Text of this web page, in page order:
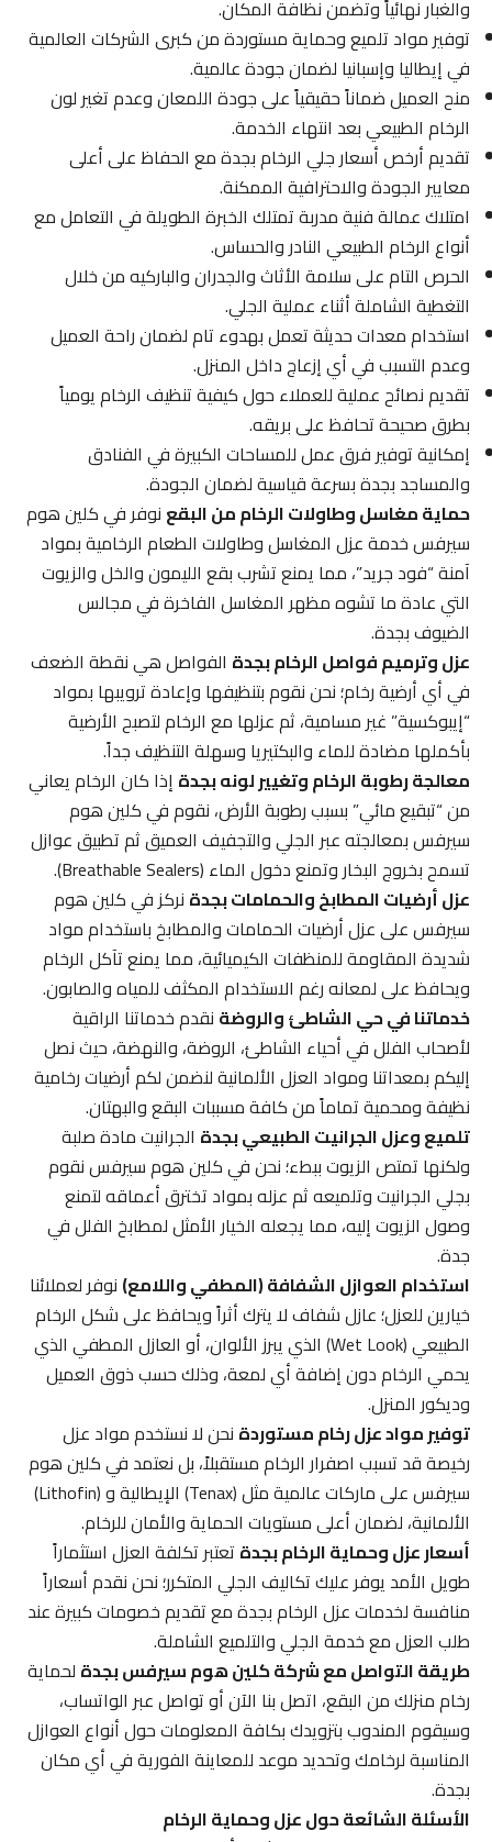
والغبار نهائياً وتضمن نظافة المكان.
توفير مواد تلميع وحماية مستوردة من كبرى الشركات العالمية
في إيطاليا وإسبانيا لضمان جودة عالمية.
منح العميل ضماناً حقيقياً على جودة اللمعان وعدم تغير لون
الرخام الطبيعي بعد انتهاء الخدمة.
تقديم أرخص أسعار جلي الرخام بجدة مع الحفاظ على أعلى
معايير الجودة والاحترافية الممكنة.
امتلاك عمالة فنية مدربة تمتلك الخبرة الطويلة في التعامل مع
أنواع الرخام الطبيعي النادر والحساس.
الحرص التام على سلامة الأثاث والجدران والباركيه من خلال
التغطية الشاملة أثناء عملية الجلي.
استخدام معدات حديثة تعمل بهدوء تام لضمان راحة العميل
وعدم التسبب في أي إزعاج داخل المنزل.
تقديم نصائح عملية للعملاء حول كيفية تنظيف الرخام يومياً
بطرق صحيحة تحافظ على بريقه.
إمكانية توفير فرق عمل للمساحات الكبيرة في الفنادق
والمساجد بجدة بسرعة قياسية لضمان الجودة.
حماية مغاسل وطاولات الرخام من البقعنوفر في كلين هوم
سيرفس خدمة عزل المغاسل وطاولات الطعام الرخامية بمواد
آمنة “فود جريد”، مما يمنع تشرب بقع الليمون والخل والزيوت
التي عادة ما تشوه مظهر المغاسل الفاخرة في مجالس
الضيوف بجدة.
عزل وترميم فواصل الرخام بجدةالفواصل هي نقطة الضعف
في أي أرضية رخام؛ نحن نقوم بتنظيفها وإعادة ترويبها بمواد
“إيبوكسية” غير مسامية، ثم عزلها مع الرخام لتصبح الأرضية
بأكملها مضادة للماء والبكتيريا وسهلة التنظيف جداً.
معالجة رطوبة الرخام وتغيير لونه بجدةإذا كان الرخام يعاني
من “تبقيع مائي” بسبب رطوبة الأرض، نقوم في كلين هوم
سيرفس بمعالجته عبر الجلي والتجفيف العميق ثم تطبيق عوازل
تسمح بخروج البخار وتمنع دخول الماء (Breathable Sealers).
عزل أرضيات المطابخ والحمامات بجدةنركز في كلين هوم
سيرفس على عزل أرضيات الحمامات والمطابخ باستخدام مواد
شديدة المقاومة للمنظفات الكيميائية، مما يمنع تآكل الرخام
ويحافظ على لمعانه رغم الاستخدام المكثف للمياه والصابون.
خدماتنا في حي الشاطئ والروضةنقدم خدماتنا الراقية
لأصحاب الفلل في أحياء الشاطئ، الروضة، والنهضة، حيث نصل
إليكم بمعداتنا ومواد العزل الألمانية لنضمن لكم أرضيات رخامية
نظيفة ومحمية تماماً من كافة مسببات البقع والبهتان.
تلميع وعزل الجرانيت الطبيعي بجدةالجرانيت مادة صلبة
ولكنها تمتص الزيوت ببطء؛ نحن في كلين هوم سيرفس نقوم
بجلي الجرانيت وتلميعه ثم عزله بمواد تخترق أعماقه لتمنع
وصول الزيوت إليه، مما يجعله الخيار الأمثل لمطابخ الفلل في
جدة.
استخدام العوازل الشفافة (المطفي واللامع)نوفر لعملائنا
خيارين للعزل؛ عازل شفاف لا يترك أثراً ويحافظ على شكل الرخام
الطبيعي (Wet Look) الذي يبرز الألوان، أو العازل المطفي الذي
يحمي الرخام دون إضافة أي لمعة، وذلك حسب ذوق العميل
وديكور المنزل.
توفير مواد عزل رخام مستوردةنحن لا نستخدم مواد عزل
رخيصة قد تسبب اصفرار الرخام مستقبلاً، بل نعتمد في كلين هوم
سيرفس على ماركات عالمية مثل (Tenax) الإيطالية و (Lithofin)
الألمانية، لضمان أعلى مستويات الحماية والأمان للرخام.
أسعار عزل وحماية الرخام بجدةتعتبر تكلفة العزل استثماراً
طويل الأمد يوفر عليك تكاليف الجلي المتكرر؛ نحن نقدم أسعاراً
منافسة لخدمات عزل الرخام بجدة مع تقديم خصومات كبيرة عند
طلب العزل مع خدمة الجلي والتلميع الشاملة.
طريقة التواصل مع شركة كلين هوم سيرفس بجدةلحماية
رخام منزلك من البقع، اتصل بنا الآن أو تواصل عبر الواتساب،
وسيقوم المندوب بتزويدك بكافة المعلومات حول أنواع العوازل
المناسبة لرخامك وتحديد موعد للمعاينة الفورية في أي مكان
بجدة.
الأسئلة الشائعة حول عزل وحماية الرخام